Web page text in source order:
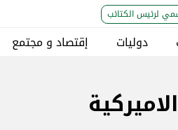
لرئيس الكتائب
دوليات إقتصاد و مجتمع